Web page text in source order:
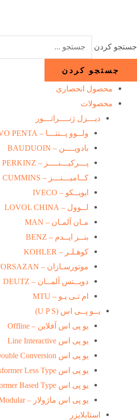
جستجو کردن
جستجو کردن
محصول انحصاری
محصولات
دیـــزل ژنــــراتـــور
ولــوو پــنتـــا – VOLVO PENTA
بادویــــن – BAUDUOIN
پـــرکیـــنــــز – PERKINZ
کــامیـــنـــز – CUMMINS
ایویــکو – IVECO
لــوول – LOVOL CHINA
مـان آلمـان – MAN
بنــز ایــدم – BENZ
کوهـلـر – KOHLER
موتورسـازان – MOTORSAZAN
دویــتس آلمــان – DEUTZ
ام تـی یـو – MTU
یــو پــی اس (U P S)
یو پی اس آفلاین – Offline
یو پی اس Line Interactive
یو پی اس Online Double Conversion
یو پی اس Transformer Less Type
یو پی اس Transformer Based Type
یو پی اس ماژولار – Modular
استابلایزر